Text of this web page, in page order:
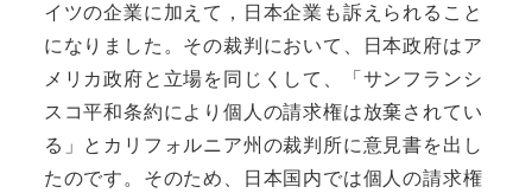
イツの企業に加えて，日本企業も訴えられること
になりました。その裁判において、日本政府はア
メリカ政府と立場を同じくして、「サンフランシ
スコ平和条約により個人の請求権は放棄されてい
る」とカリフォルニア州の裁判所に意見書を出し
たのです。そのため、日本国内では個人の請求権